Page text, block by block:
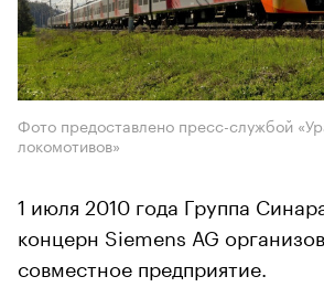
Фото предоставлено пресс-службой
локомотивов»
1 июля 2010 года Группа
концерн Siemens AG
совместное предприятие.